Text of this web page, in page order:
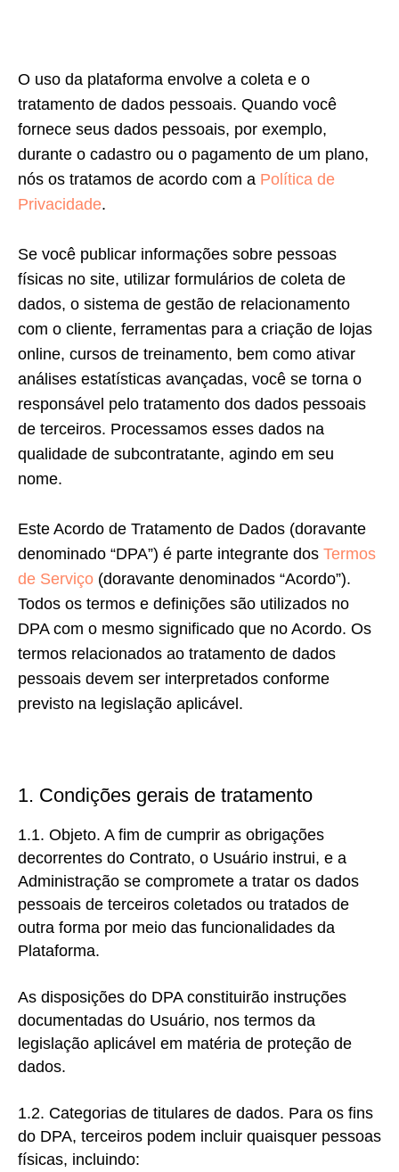
O uso da plataforma envolve a coleta e o
tratamento de dados pessoais. Quando você
fornece seus dados pessoais, por exemplo,
durante o cadastro ou o pagamento de um plano,
nós os tratamos de acordo com a Política de
Privacidade.
Se você publicar informações sobre pessoas
físicas no site, utilizar formulários de coleta de
dados, o sistema de gestão de relacionamento
com o cliente, ferramentas para a criação de lojas
online, cursos de treinamento, bem como ativar
análises estatísticas avançadas, você se torna o
responsável pelo tratamento dos dados pessoais
de terceiros. Processamos esses dados na
qualidade de subcontratante, agindo em seu
nome.
Este Acordo de Tratamento de Dados (doravante
denominado “DPA”) é parte integrante dos Termos
de Serviço (doravante denominados “Acordo”).
Todos os termos e definições são utilizados no
DPA com o mesmo significado que no Acordo. Os
termos relacionados ao tratamento de dados
pessoais devem ser interpretados conforme
previsto na legislação aplicável.
1. Condições gerais de tratamento
1.1. Objeto. A fim de cumprir as obrigações
decorrentes do Contrato, o Usuário instrui, e a
Administração se compromete a tratar os dados
pessoais de terceiros coletados ou tratados de
outra forma por meio das funcionalidades da
Plataforma.
As disposições do DPA constituirão instruções
documentadas do Usuário, nos termos da
legislação aplicável em matéria de proteção de
dados.
1.2. Categorias de titulares de dados. Para os fins
do DPA, terceiros podem incluir quaisquer pessoas
físicas, incluindo: